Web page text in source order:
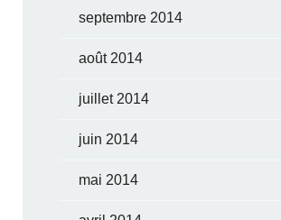
septembre 2014
août 2014
juillet 2014
juin 2014
mai 2014